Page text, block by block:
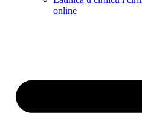
online